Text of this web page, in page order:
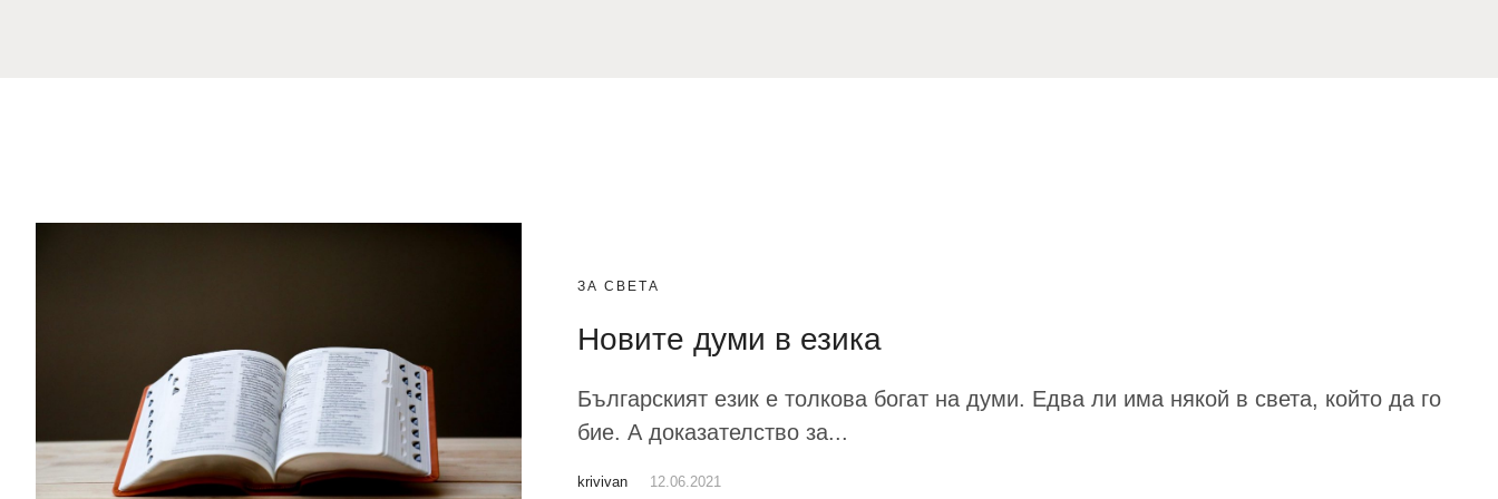
ЗА СВЕТА
Новите думи в езика
Българският език е толкова богат на думи. Едва ли има някой в света, който да го
бие. А доказателство за...
krivivan 12.06.2021